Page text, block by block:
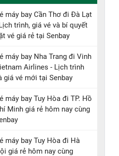
máy bay Cần Thơ đi Đà Lạt
trình, giá vé và bí quyết
vé giá rẻ tại Senbay
máy bay Nha Trang đi Vinh
Airlines - Lịch trình
giá vé mới tại Senbay
máy bay Tuy Hòa đi TP. Hồ
Minh giá rẻ hôm nay cùng
máy bay Tuy Hòa đi Hà
giá rẻ hôm nay cùng